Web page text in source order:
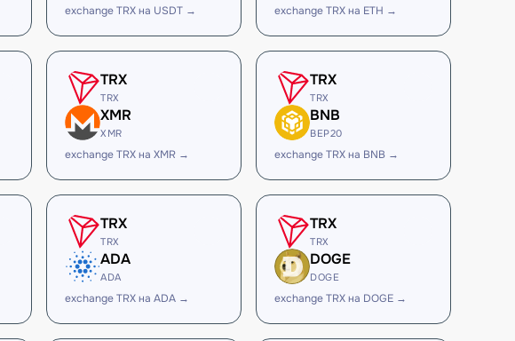
exchange TRX на USDT → exchange TRX на ETH →
TRX
TRX
XMR
XMR
exchange TRX на XMR →
TRX
TRX
BNB
BEP20
exchange TRX на BNB →
TRX
TRX
ADA
ADA
exchange TRX на ADA →
TRX
TRX
DOGE
DOGE
exchange TRX на DOGE →